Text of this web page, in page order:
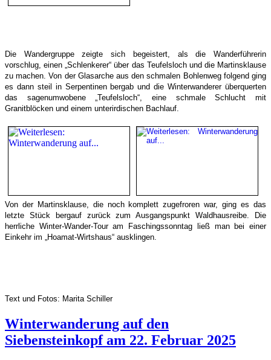
Die Wandergruppe zeigte sich begeistert, als die Wanderführerin
vorschlug, einen „Schlenkerer“ über das Teufelsloch und die Martinsklause
zu machen. Von der Glasarche aus den schmalen Bohlenweg folgend ging
es dann steil in Serpentinen bergab und die Winterwanderer überquerten
das sagenumwobene „Teufelsloch“, eine schmale Schlucht mit
Granitblöcken und einem unterirdischen Bachlauf.
Von der Martinsklause, die noch komplett zugefroren war, ging es das
letzte Stück bergauf zurück zum Ausgangspunkt Waldhausreibe. Die
herrliche Winter-Wander-Tour am Faschingssonntag ließ man bei einer
Einkehr im „Hoamat-Wirtshaus“ ausklingen.
Text und Fotos: Marita Schiller
Winterwanderung auf den
Siebensteinkopf am 22. Februar 2025